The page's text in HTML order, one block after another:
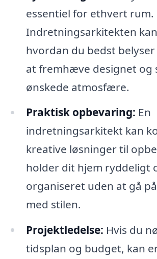
essentiel for ethvert rum.
Indretningsarkitekten
hvordan du bedst
at fremhæve designet og
ønskede atmosfære.
Praktisk opbevaring: En
indretningsarkitekt kan
kreative løsninger til
holder dit hjem ryddeligt
organiseret uden at gå
med stilen.
Projektledelse: Hvis du
tidsplan og budget, kan